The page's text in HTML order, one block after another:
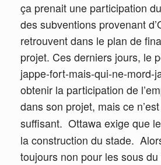
ça prenait une participation
des subventions provenant
retrouvent dans le plan de
projet. Ces derniers jours, le
jappe-fort-mais-qui-ne-mord-
obtenir la participation de
dans son projet, mais ce
suffisant. Ottawa exige que
la construction du stade.
toujours non pour les sous